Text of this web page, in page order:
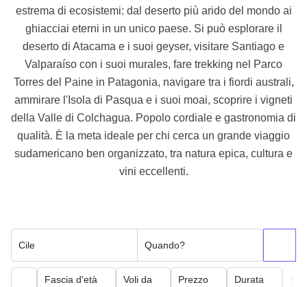
estrema di ecosistemi: dal deserto più arido del mondo ai
ghiacciai eterni in un unico paese. Si può esplorare il
deserto di Atacama e i suoi geyser, visitare Santiago e
Valparaíso con i suoi murales, fare trekking nel Parco
Torres del Paine in Patagonia, navigare tra i fiordi australi,
ammirare l'Isola di Pasqua e i suoi moai, scoprire i vigneti
della Valle di Colchagua. Popolo cordiale e gastronomia di
qualità. È la meta ideale per chi cerca un grande viaggio
sudamericano ben organizzato, tra natura epica, cultura e
vini eccellenti.
Cile Quando?
Fascia d'età Voli da Prezzo Durata